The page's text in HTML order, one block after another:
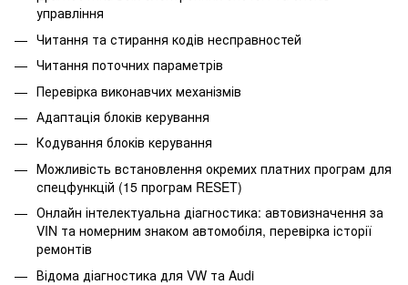
управління
Читання та стирання кодів несправностей
Читання поточних параметрів
Перевірка виконавчих механізмів
Адаптація блоків керування
Кодування блоків керування
Можливість встановлення окремих платних програм для
спецфункцій (15 програм RESET)
Онлайн інтелектуальна діагностика: автовизначення за
VIN та номерним знаком автомобіля, перевірка історії
ремонтів
Відома діагностика для VW та Audi